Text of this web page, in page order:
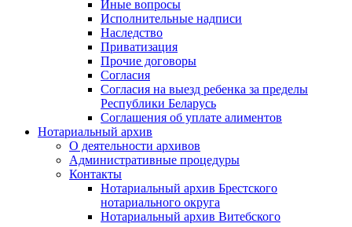
Иные вопросы
Исполнительные надписи
Наследство
Приватизация
Прочие договоры
Согласия
Согласия на выезд ребенка за пределы
Республики Беларусь
Соглашения об уплате алиментов
Нотариальный архив
О деятельности архивов
Административные процедуры
Контакты
Нотариальный архив Брестского
нотариального округа
Нотариальный архив Витебского